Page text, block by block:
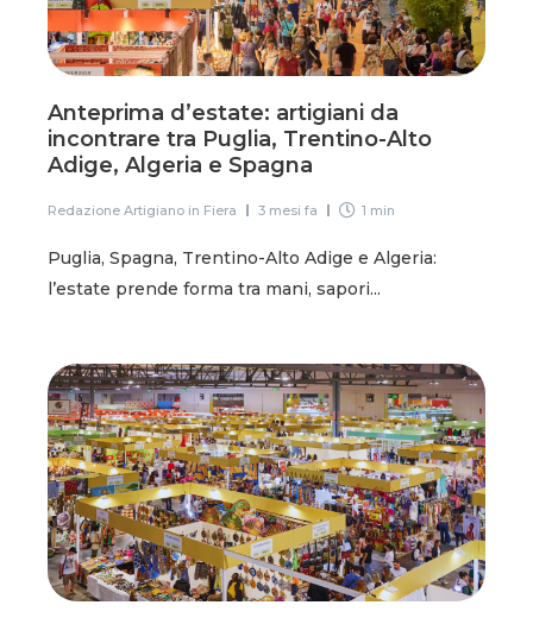
Anteprima d’estate: artigiani da
incontrare tra Puglia, Trentino-Alto
Adige, Algeria e Spagna
Redazione Artigiano in Fiera 3 mesi fa 1 min
Puglia, Spagna, Trentino-Alto Adige e Algeria:
l’estate prende forma tra mani, sapori...